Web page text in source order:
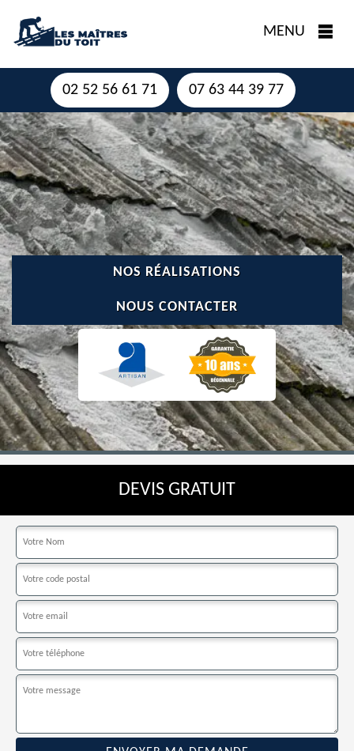
MENU
02 52 56 61 71 07 63 44 39 77
NOS RÉALISATIONS
NOUS CONTACTER
DEVIS GRATUIT